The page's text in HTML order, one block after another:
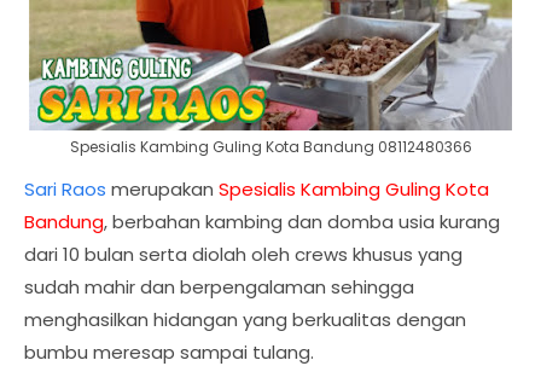
Spesialis Kambing Guling Kota Bandung 08112480366
Sari Raos merupakan Spesialis Kambing Guling Kota
Bandung, berbahan kambing dan domba usia kurang
dari 10 bulan serta diolah oleh crews khusus yang
sudah mahir dan berpengalaman sehingga
menghasilkan hidangan yang berkualitas dengan
bumbu meresap sampai tulang.